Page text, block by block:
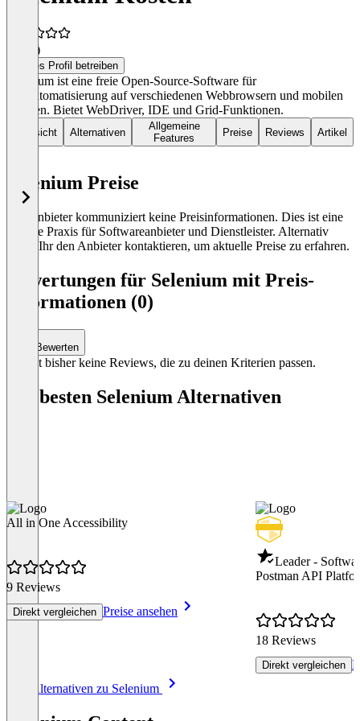
(4)
Dieses Profil betreiben
Selenium ist eine freie Open-Source-Software für
Testautomatisierung auf verschiedenen Webbrowsern und mobilen
Geräten. Bietet WebDriver, IDE und Grid-Funktionen.
Übersicht Alternativen
Allgemeine
Features
Preise Reviews Artikel
Selenium Preise
Der Anbieter kommuniziert keine Preisinformationen. Dies ist eine
übliche Praxis für Softwareanbieter und Dienstleister. Alternativ
könnt Ihr den Anbieter kontaktieren, um aktuelle Preise zu erfahren.
Bewertungen für Selenium mit Preis-
Informationen (0)
Bewerten
Es gibt bisher keine Reviews, die zu deinen Kriterien passen.
Die besten Selenium Alternativen
All in One Accessibility
9 Reviews
Direkt vergleichen Preise ansehen
Leader -
Postman API
18 Reviews
Direkt vergleichen
Alle Alternativen zu Selenium